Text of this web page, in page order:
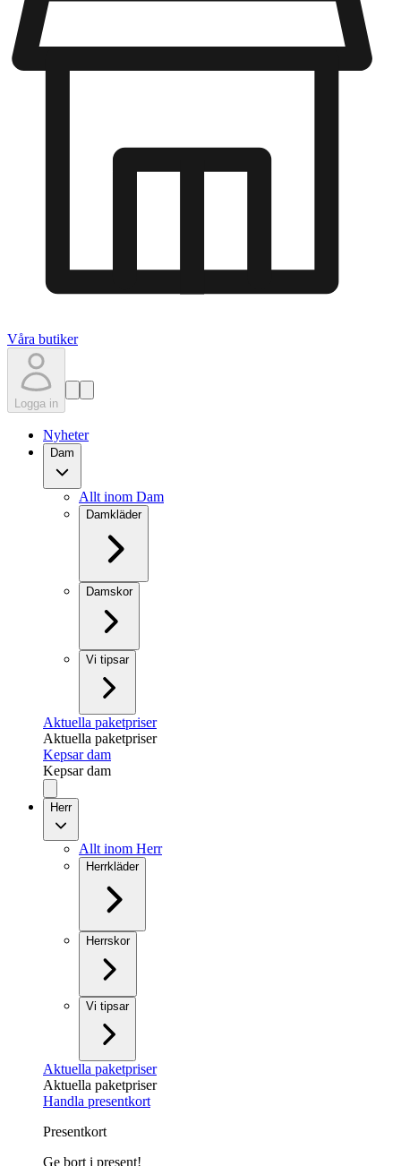
Våra butiker
Logga in
Nyheter
Dam
Allt inom Dam
Damkläder
Damskor
Vi tipsar
Aktuella paketpriser
Aktuella paketpriser
Kepsar dam
Kepsar dam
Herr
Allt inom Herr
Herrkläder
Herrskor
Vi tipsar
Aktuella paketpriser
Aktuella paketpriser
Handla presentkort
Presentkort
Ge bort i present!